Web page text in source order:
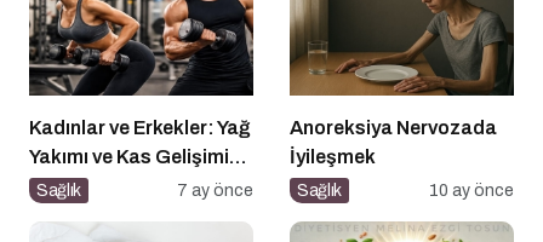
Kadınlar ve Erkekler: Yağ
Yakımı ve Kas Gelişimi
Arasındaki Farklar
Sağlık 7 ay önce
Anoreksiya Nervozada
İyileşmek
Sağlık 10 ay önce